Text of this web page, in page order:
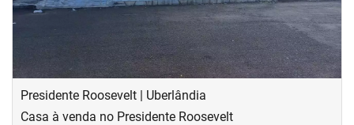
Presidente Roosevelt | Uberlândia
Casa à venda no Presidente Roosevelt